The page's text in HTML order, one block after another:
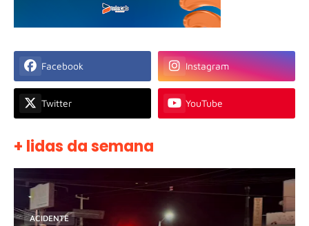
Facebook Instagram
Twitter YouTube
+ lidas da semana
ACIDENTE